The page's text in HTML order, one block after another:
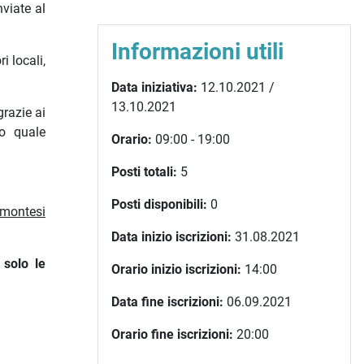
al
locali,
ai
quale
solo le
Informazioni utili
Data iniziativa: 12.10.2021 /
13.10.2021
Orario: 09:00 - 19:00
Posti totali: 5
Posti disponibili: 0
Data inizio iscrizioni: 31.08.2021
Orario inizio iscrizioni: 14:00
Data fine iscrizioni: 06.09.2021
Orario fine iscrizioni: 20:00